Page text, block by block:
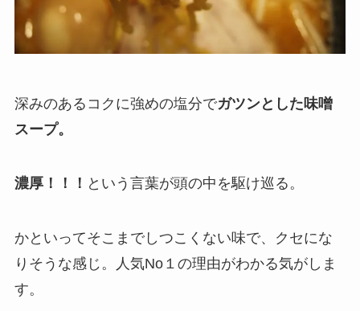
深みのあるコクに強めの塩分でガツンとした味噌
スープ。
濃厚！！！ という言葉が頭の中を駆け巡る。
かといってそこまでしつこくない味で、クセにな
りそうな感じ。人気No１の理由がわかる気がしま
す。